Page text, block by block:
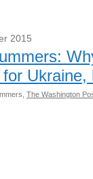
2015
The Washington